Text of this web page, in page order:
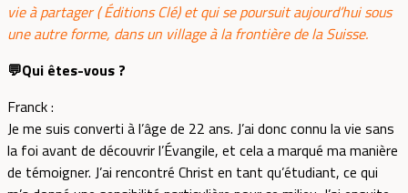
vie à partager ( Éditions Clé) et qui se poursuit aujourd’hui sous
une autre forme, dans un village à la frontière de la Suisse.
💬Qui êtes-vous ?
Franck :
Je me suis converti à l’âge de 22 ans. J’ai donc connu la vie sans
la foi avant de découvrir l’Évangile, et cela a marqué ma manière
de témoigner. J’ai rencontré Christ en tant qu’étudiant, ce qui